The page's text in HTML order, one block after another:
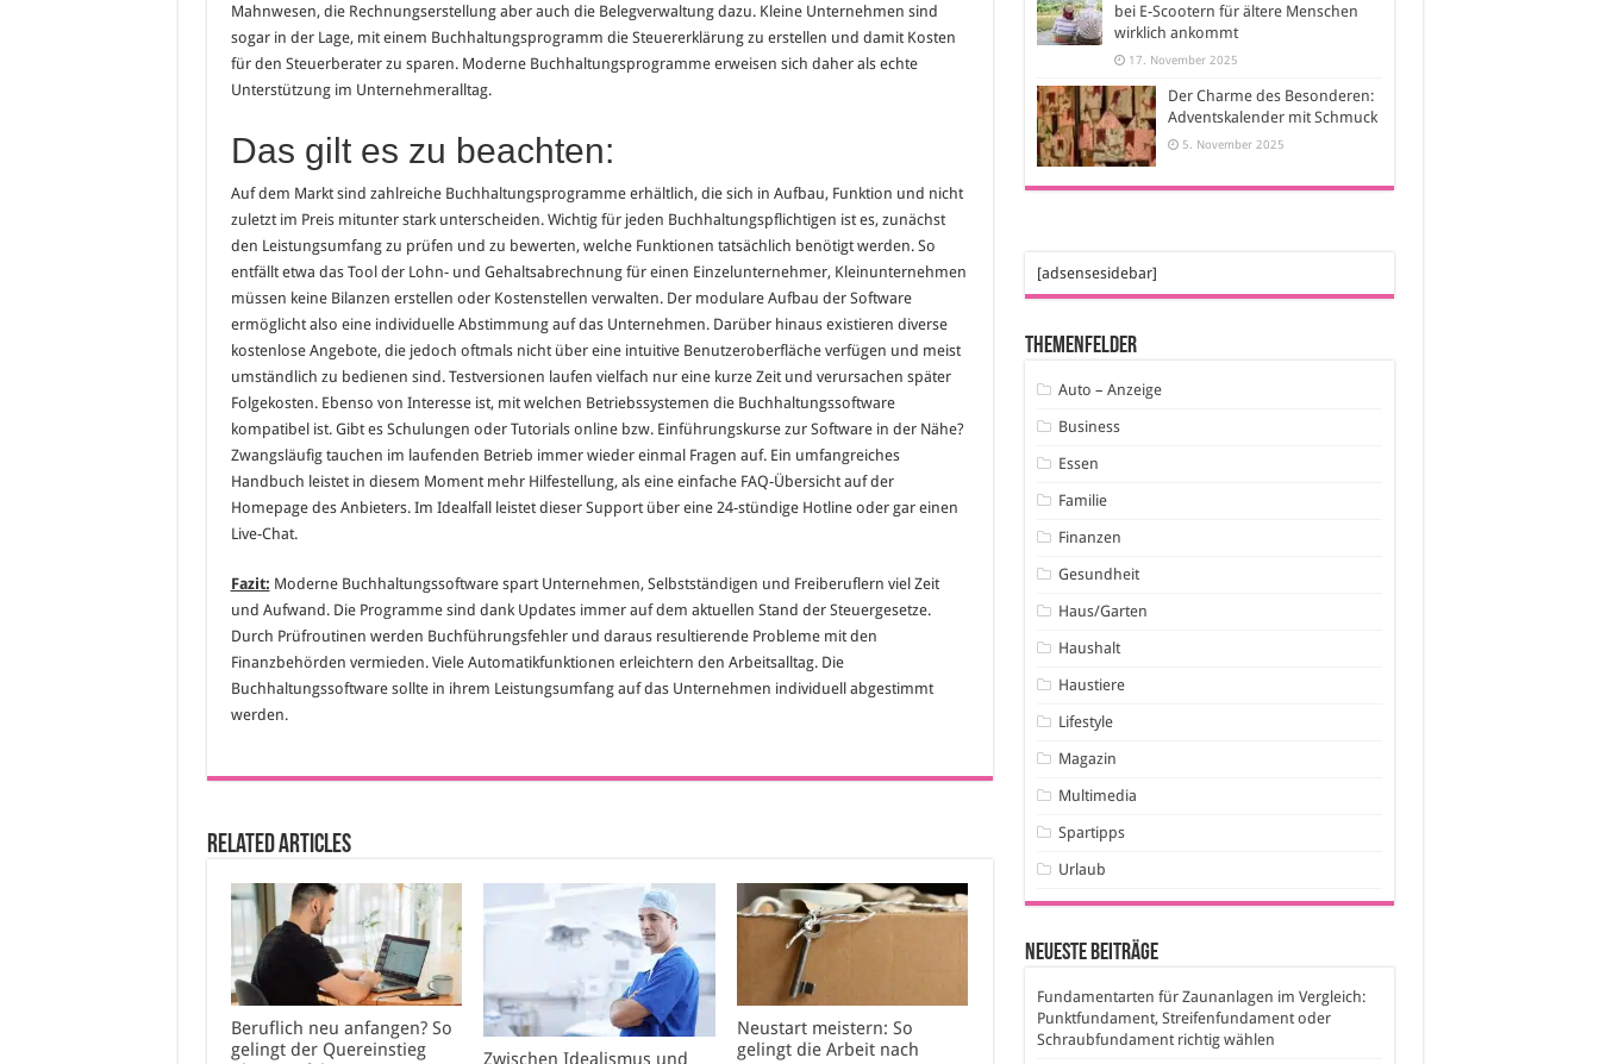
Mahnwesen, die Rechnungserstellung aber auch die Belegverwaltung dazu. Kleine Unternehmen sind
sogar in der Lage, mit einem Buchhaltungsprogramm die Steuererklärung zu erstellen und damit Kosten
für den Steuerberater zu sparen. Moderne Buchhaltungsprogramme erweisen sich daher als echte
Unterstützung im Unternehmeralltag.
Das gilt es zu beachten:
Auf dem Markt sind zahlreiche Buchhaltungsprogramme erhältlich, die sich in Aufbau, Funktion und nicht
zuletzt im Preis mitunter stark unterscheiden. Wichtig für jeden Buchhaltungspflichtigen ist es, zunächst
den Leistungsumfang zu prüfen und zu bewerten, welche Funktionen tatsächlich benötigt werden. So
entfällt etwa das Tool der Lohn- und Gehaltsabrechnung für einen Einzelunternehmer, Kleinunternehmen
müssen keine Bilanzen erstellen oder Kostenstellen verwalten. Der modulare Aufbau der Software
ermöglicht also eine individuelle Abstimmung auf das Unternehmen. Darüber hinaus existieren diverse
kostenlose Angebote, die jedoch oftmals nicht über eine intuitive Benutzeroberfläche verfügen und meist
umständlich zu bedienen sind. Testversionen laufen vielfach nur eine kurze Zeit und verursachen später
Folgekosten. Ebenso von Interesse ist, mit welchen Betriebssystemen die Buchhaltungssoftware
kompatibel ist. Gibt es Schulungen oder Tutorials online bzw. Einführungskurse zur Software in der Nähe?
Zwangsläufig tauchen im laufenden Betrieb immer wieder einmal Fragen auf. Ein umfangreiches
Handbuch leistet in diesem Moment mehr Hilfestellung, als eine einfache FAQ-Übersicht auf der
Homepage des Anbieters. Im Idealfall leistet dieser Support über eine 24-stündige Hotline oder gar einen
Live-Chat.
Fazit: Moderne Buchhaltungssoftware spart Unternehmen, Selbstständigen und Freiberuflern viel Zeit
und Aufwand. Die Programme sind dank Updates immer auf dem aktuellen Stand der Steuergesetze.
Durch Prüfroutinen werden Buchführungsfehler und daraus resultierende Probleme mit den
Finanzbehörden vermieden. Viele Automatikfunktionen erleichtern den Arbeitsalltag. Die
Buchhaltungssoftware sollte in ihrem Leistungsumfang auf das Unternehmen individuell abgestimmt
werden.
Related Articles
Beruflich neu anfangen? So
gelingt der Quereinstieg
Zwischen Idealismus und
Neustart meistern: So
gelingt die Arbeit nach
bei E-Scootern für ältere Menschen
wirklich ankommt
17. November 2025
Der Charme des Besonderen:
Adventskalender mit Schmuck
5. November 2025
[adsensesidebar]
Themenfelder
Auto – Anzeige
Business
Essen
Familie
Finanzen
Gesundheit
Haus/Garten
Haushalt
Haustiere
Lifestyle
Magazin
Multimedia
Spartipps
Urlaub
Neueste Beiträge
Fundamentarten für Zaunanlagen im Vergleich:
Punktfundament, Streifenfundament oder
Schraubfundament richtig wählen